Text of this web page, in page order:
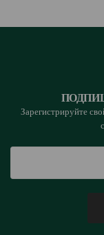
Зарегистрируйте